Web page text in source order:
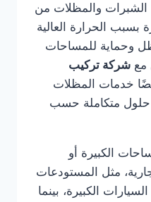
الشبرات والمظلات من
بسبب الحرارة العالية
وحماية للمساحات
مع شركة تركيب
خدمات المظلات
متكاملة حسب
الكبيرة أو
مثل المستودعات
الكبيرة، بينما